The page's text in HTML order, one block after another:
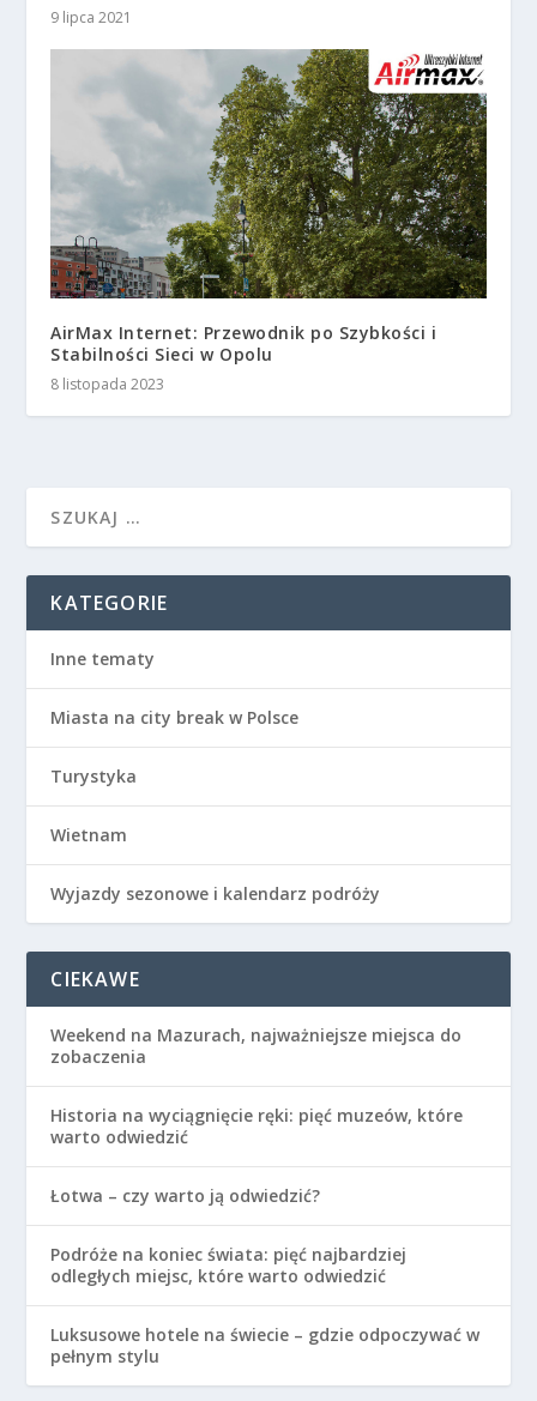
9 lipca 2021
AirMax Internet: Przewodnik po Szybkości i
Stabilności Sieci w Opolu
8 listopada 2023
KATEGORIE
Inne tematy
Miasta na city break w Polsce
Turystyka
Wietnam
Wyjazdy sezonowe i kalendarz podróży
CIEKAWE
Weekend na Mazurach, najważniejsze miejsca do
zobaczenia
Historia na wyciągnięcie ręki: pięć muzeów, które
warto odwiedzić
Łotwa – czy warto ją odwiedzić?
Podróże na koniec świata: pięć najbardziej
odległych miejsc, które warto odwiedzić
Luksusowe hotele na świecie – gdzie odpoczywać w
pełnym stylu